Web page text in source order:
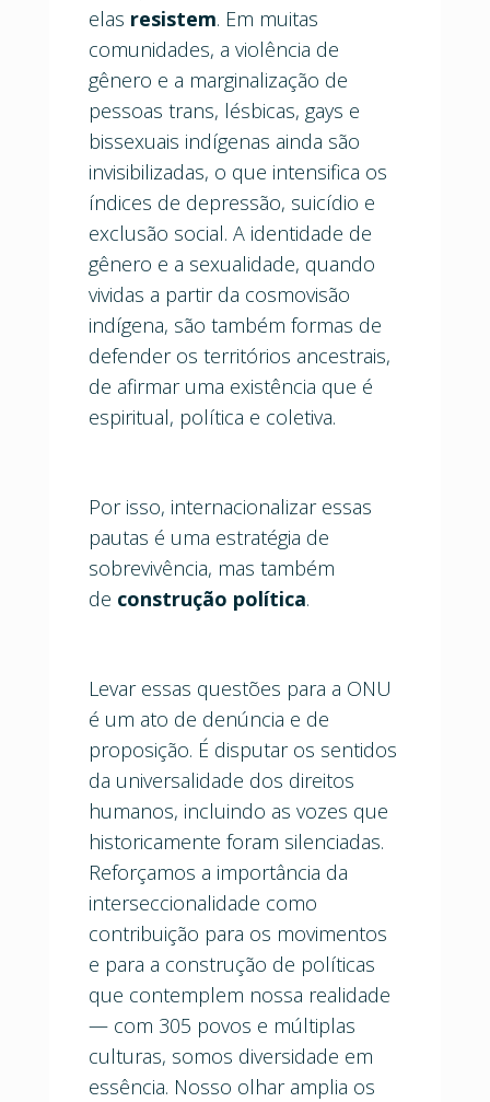
elas resistem. Em muitas
comunidades, a violência de
gênero e a marginalização de
pessoas trans, lésbicas, gays e
bissexuais indígenas ainda são
invisibilizadas, o que intensifica os
índices de depressão, suicídio e
exclusão social. A identidade de
gênero e a sexualidade, quando
vividas a partir da cosmovisão
indígena, são também formas de
defender os territórios ancestrais,
de afirmar uma existência que é
espiritual, política e coletiva.
Por isso, internacionalizar essas
pautas é uma estratégia de
sobrevivência, mas também
de construção política.
Levar essas questões para a ONU
é um ato de denúncia e de
proposição. É disputar os sentidos
da universalidade dos direitos
humanos, incluindo as vozes que
historicamente foram silenciadas.
Reforçamos a importância da
interseccionalidade como
contribuição para os movimentos
e para a construção de políticas
que contemplem nossa realidade
— com 305 povos e múltiplas
culturas, somos diversidade em
essência. Nosso olhar amplia os